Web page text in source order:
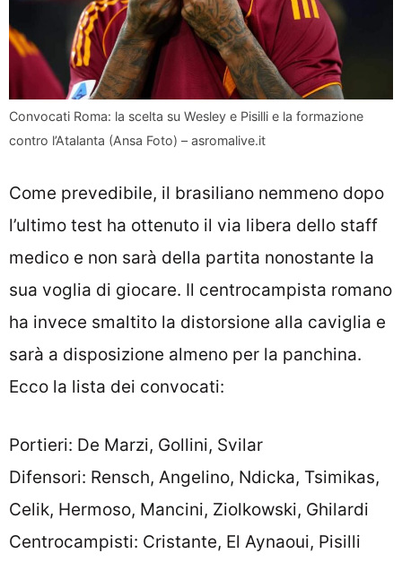
Convocati Roma: la scelta su Wesley e Pisilli e la formazione
contro l’Atalanta (Ansa Foto) – asromalive.it
Come prevedibile, il brasiliano nemmeno dopo
l’ultimo test ha ottenuto il via libera dello staff
medico e non sarà della partita nonostante la
sua voglia di giocare. Il centrocampista romano
ha invece smaltito la distorsione alla caviglia e
sarà a disposizione almeno per la panchina.
Ecco la lista dei convocati:
Portieri: De Marzi, Gollini, Svilar
Difensori: Rensch, Angelino, Ndicka, Tsimikas,
Celik, Hermoso, Mancini, Ziolkowski, Ghilardi
Centrocampisti: Cristante, El Aynaoui, Pisilli